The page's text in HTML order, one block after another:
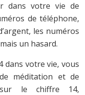
dans votre vie de
de téléphone,
les numéros
un hasard.
dans votre vie, vous
méditation et de
sur le chiffre 14,